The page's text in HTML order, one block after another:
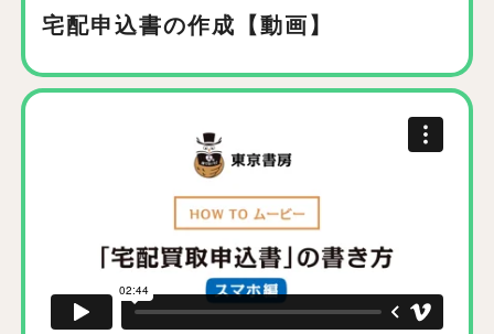
宅配申込書の作成【動画】